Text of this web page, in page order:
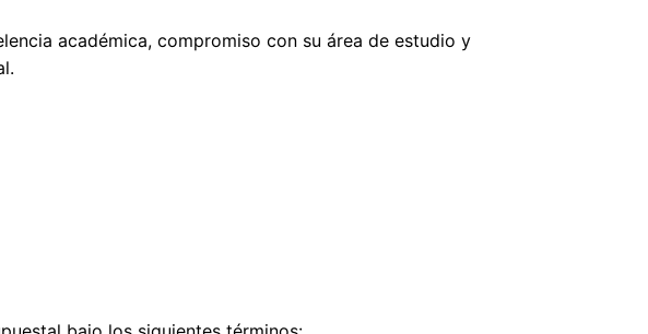
académica, compromiso con su área de estudio y